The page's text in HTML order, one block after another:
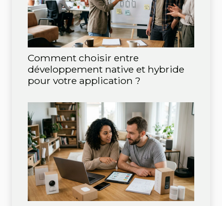
Comment choisir entre
développement native et hybride
pour votre application ?